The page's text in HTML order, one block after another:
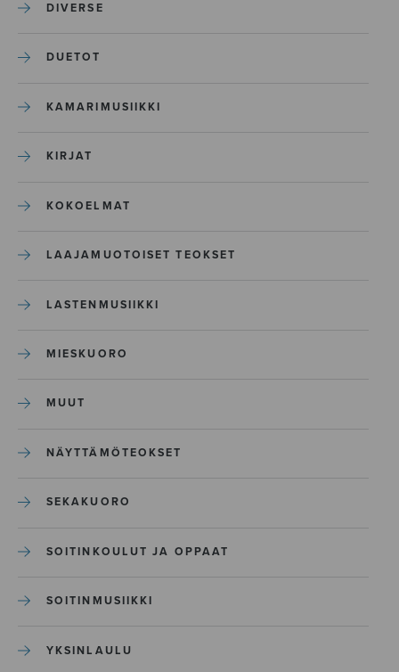
DIVERSE
DUETOT
KAMARIMUSIIKKI
KIRJAT
KOKOELMAT
LAAJAMUOTOISET TEOKSET
LASTENMUSIIKKI
MIESKUORO
MUUT
NÄYTTÄMÖTEOKSET
SEKAKUORO
SOITINKOULUT JA OPPAAT
SOITINMUSIIKKI
YKSINLAULU